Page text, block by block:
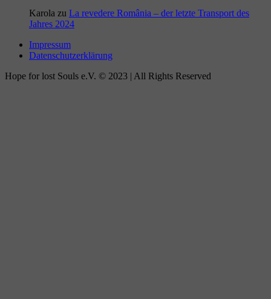
Karola zu La revedere România – der letzte Transport des
Jahres 2024
Impressum
Datenschutzerklärung
Hope for lost Souls e.V. © 2023 | All Rights Reserved